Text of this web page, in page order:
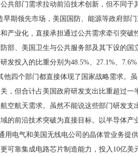
共部门需求拉动前沿技术创新，但不同于
早期领先市场，美国国防、能源等政府部
产业化，直接承担通过公共需求牵引突破
部、美国卫生与公共服务部及其下设的国
发投入的比重分别为48.5%、27.1%、
他四个部门都直接体现了国家战略需求。
，但合计占美国政府研发支出比重超过
空航天需求。虽然不能说这些部门研发
的前沿技术突破为直接目标。以半导体产
用电气和美国无线电公司的晶体管业务提
可靠集成电路芯片制造能力，投入10亿